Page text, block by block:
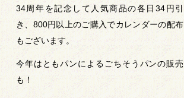
34周年を記念して人気商品の各日34円引
き、800円以上のご購入でカレンダーの配布
もございます。
今年はともパンによるごちそうパンの販売
も！